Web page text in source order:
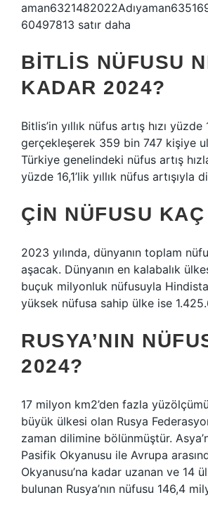
60497813 satır daha
BITLIS NÜFUSU
KADAR 2024?
Bitlis’in yıllık nüfus artış hızı yüzde
gerçekleşerek 359 bin 747 kişiye
Türkiye genelindeki nüfus artış
yüzde 16,1’lik yıllık nüfus artışıyla
ÇIN NÜFUSU
2023 yılında, dünyanın toplam
aşacak. Dünyanın en kalabalık
buçuk milyonluk nüfusuyla
yüksek nüfusa sahip ülke ise
RUSYA’NIN
2024?
17 milyon km2’den fazla
büyük ülkesi olan Rusya
zaman dilimine bölünmüştür.
Pasifik Okyanusu ile Avrupa
Okyanusu’na kadar uzanan ve 14
bulunan Rusya’nın nüfusu 146,4